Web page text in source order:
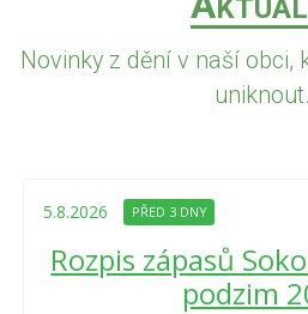
Novinky z dění v naší obci,
5.8.2026 PŘED 3 DNY
Rozpis zápasů
podzim